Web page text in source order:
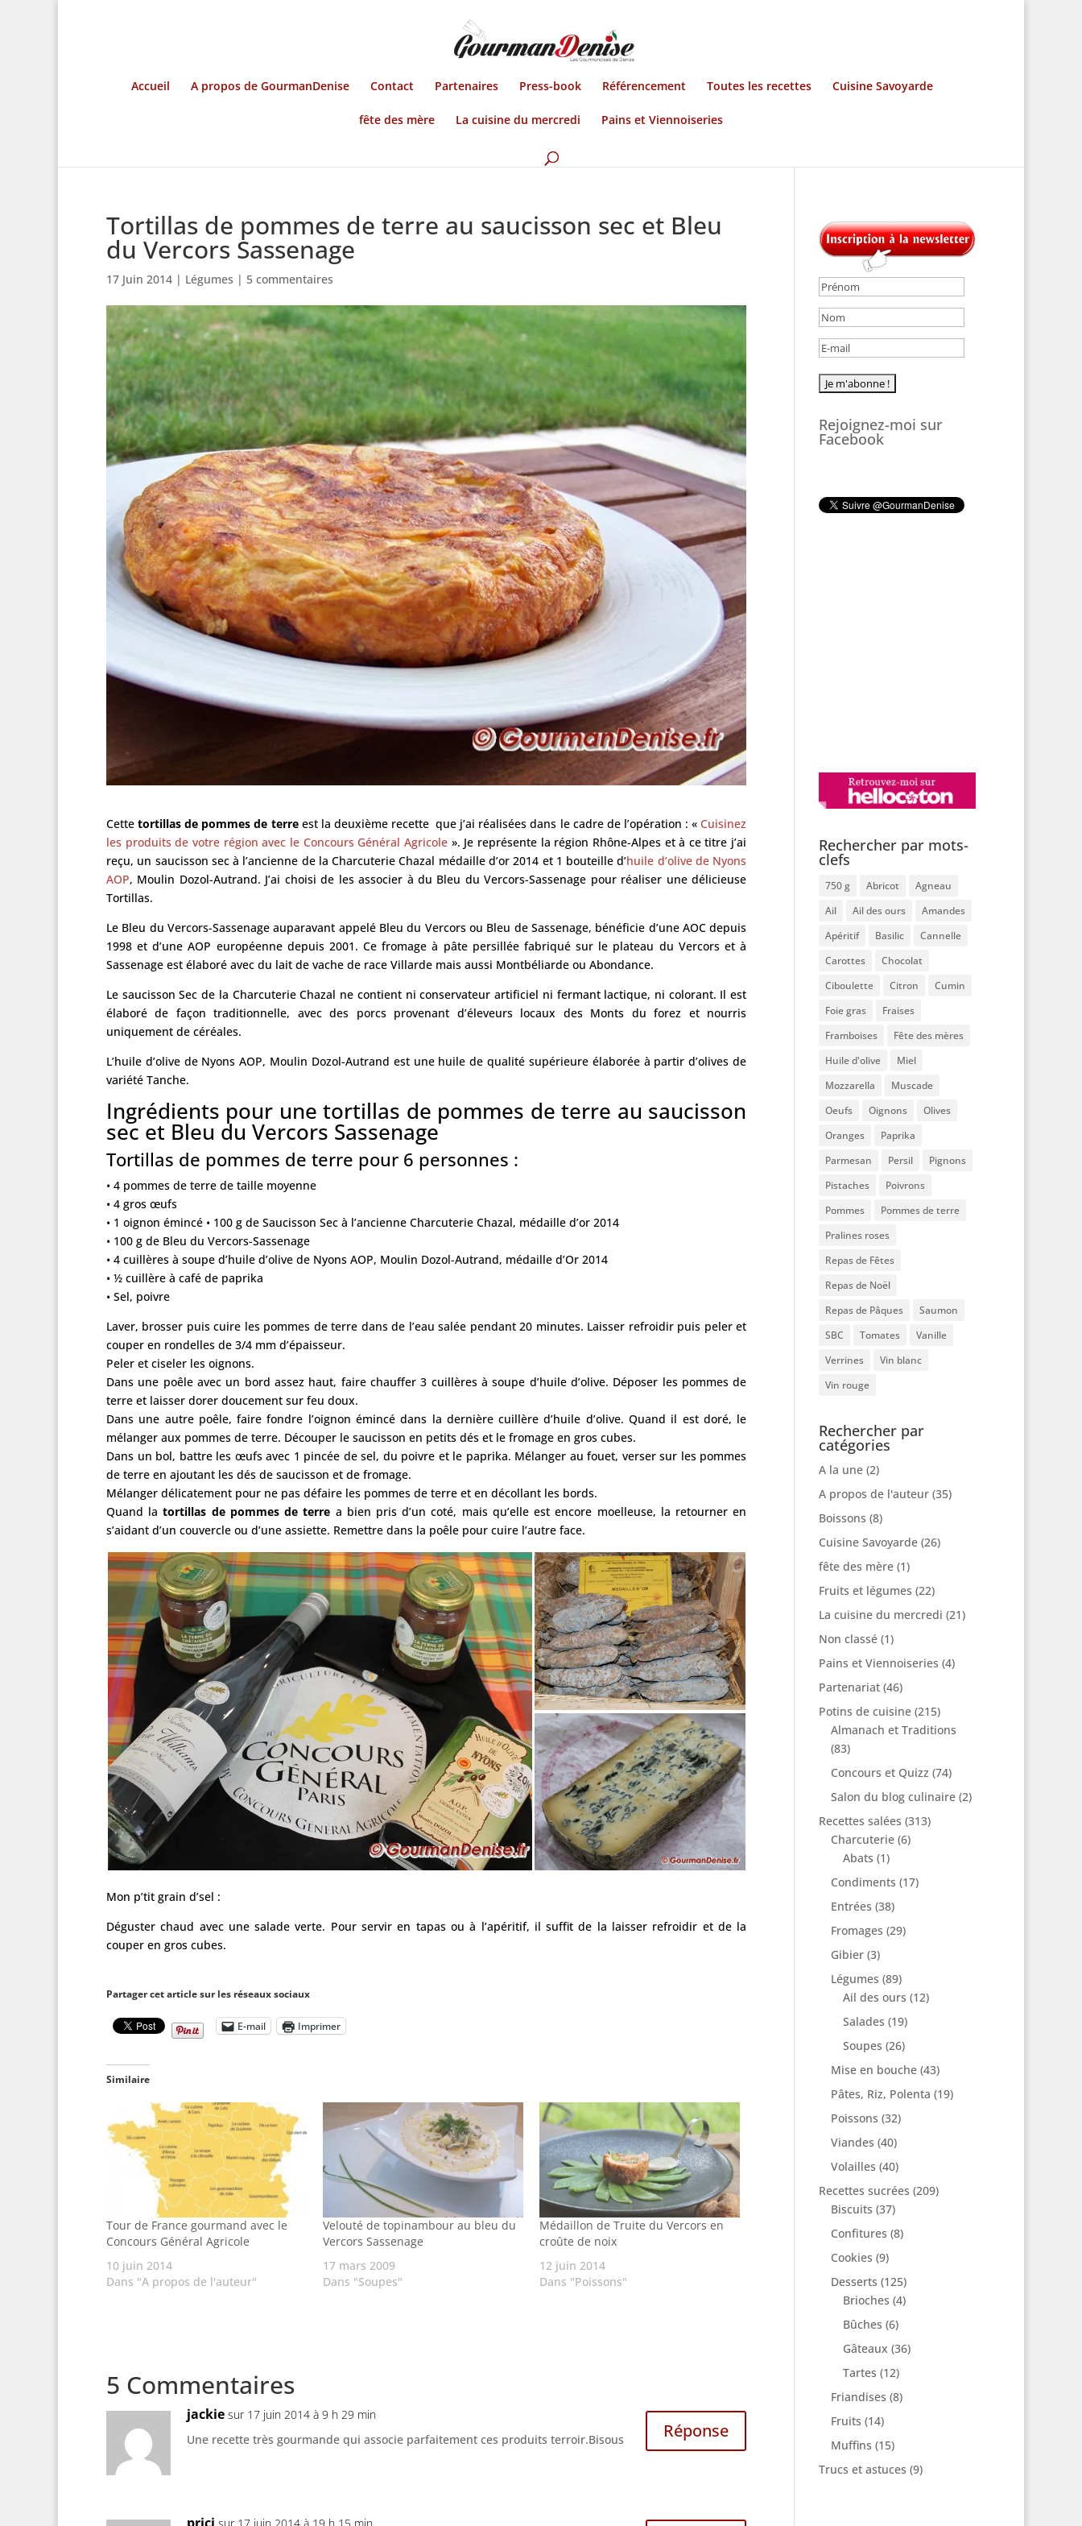
Accueil A propos de GourmanDenise Contact Partenaires Press-book Référencement Toutes les recettes Cuisine Savoyarde
fête des mère La cuisine du mercredi Pains et Viennoiseries
Tortillas de pommes de terre au saucisson sec et Bleu
du Vercors Sassenage
17 Juin 2014 | Légumes | 5 commentaires
Cettetortillas de pommes de terreest la deuxième recette que j’ai réalisées dans le cadre de l’opération : «Cuisinez
les produits de votre région avec le Concours Général Agricole». Je représente la région Rhône-Alpes et à ce titre j’ai
reçu, un saucisson sec à l’ancienne de la Charcuterie Chazal médaille d’or 2014 et 1 bouteille d’huile d’olive de Nyons
AOP, Moulin Dozol-Autrand. J’ai choisi de les associer à du Bleu du Vercors-Sassenage pour réaliser une délicieuse
Tortillas.
Le Bleu du Vercors-Sassenage auparavant appelé Bleu du Vercors ou Bleu de Sassenage, bénéficie d’une AOC depuis
1998 et d’une AOP européenne depuis 2001. Ce fromage à pâte persillée fabriqué sur le plateau du Vercors et à
Sassenage est élaboré avec du lait de vache de race Villarde mais aussi Montbéliarde ou Abondance.
Le saucisson Sec de la Charcuterie Chazal ne contient ni conservateur artificiel ni fermant lactique, ni colorant. Il est
élaboré de façon traditionnelle, avec des porcs provenant d’éleveurs locaux des Monts du forez et nourris
uniquement de céréales.
L’huile d’olive de Nyons AOP, Moulin Dozol-Autrand est une huile de qualité supérieure élaborée à partir d’olives de
variété Tanche.
Ingrédients pour une tortillas de pommes de terre au saucisson
sec et Bleu du Vercors Sassenage
Tortillas de pommes de terre pour 6 personnes :
• 4 pommes de terre de taille moyenne
• 4 gros œufs
• 1 oignon émincé • 100 g de Saucisson Sec à l’ancienne Charcuterie Chazal, médaille d’or 2014
• 100 g de Bleu du Vercors-Sassenage
• 4 cuillères à soupe d’huile d’olive de Nyons AOP, Moulin Dozol-Autrand, médaille d’Or 2014
• ½ cuillère à café de paprika
• Sel, poivre
Laver, brosser puis cuire les pommes de terre dans de l’eau salée pendant 20 minutes. Laisser refroidir puis peler et
couper en rondelles de 3/4 mm d’épaisseur.
Peler et ciseler les oignons.
Dans une poêle avec un bord assez haut, faire chauffer 3 cuillères à soupe d’huile d’olive. Déposer les pommes de
terre et laisser dorer doucement sur feu doux.
Dans une autre poêle, faire fondre l’oignon émincé dans la dernière cuillère d’huile d’olive. Quand il est doré, le
mélanger aux pommes de terre. Découper le saucisson en petits dés et le fromage en gros cubes.
Dans un bol, battre les œufs avec 1 pincée de sel, du poivre et le paprika. Mélanger au fouet, verser sur les pommes
de terre en ajoutant les dés de saucisson et de fromage.
Mélanger délicatement pour ne pas défaire les pommes de terre et en décollant les bords.
Quand latortillas de pommes de terre a bien pris d’un coté, mais qu’elle est encore moelleuse, la retourner en
s’aidant d’un couvercle ou d’une assiette. Remettre dans la poêle pour cuire l’autre face.
Mon p’tit grain d’sel :
Déguster chaud avec une salade verte. Pour servir en tapas ou à l’apéritif, il suffit de la laisser refroidir et de la
couper en gros cubes.
Partager cet article sur les réseaux sociaux
E-mail Imprimer
Similaire
Tour de France gourmand avec le
Concours Général Agricole
10 juin 2014
Dans "A propos de l'auteur"
Velouté de topinambour au bleu du
Vercors Sassenage
17 mars 2009
Dans "Soupes"
Médaillon de Truite du Vercors en
croûte de noix
12 juin 2014
Dans "Poissons"
5 Commentaires
jackie sur 17 juin 2014 à 9 h 29 min
Une recette très gourmande qui associe parfaitement ces produits terroir.Bisous
Réponse
sur 17 juin 2014 à 19 h 15 min
Rejoignez-moi sur
Facebook
Rechercher par mots-
clefs
750 g Abricot
Agneau
Ail
Ail des ours
Amandes
Apéritif
Basilic
Cannelle
Carottes
Chocolat
Ciboulette
Citron
Cumin
Foie gras
Fraises
Framboises
Fête des mères
Huile d'olive
Miel
Mozzarella
Muscade
Oeufs
Oignons
Olives
Oranges
Paprika
Parmesan
Persil
Pignons
Pistaches
Poivrons
Pommes
Pommes de terre
Pralines roses
Repas de Fêtes
Repas de Noël
Repas de Pâques
Saumon
SBC
Tomates
Vanille
Verrines
Vin blanc
Vin rouge
Rechercher par
catégories
A la une(2)
A propos de l'auteur(35)
Boissons (8)
Cuisine Savoyarde(26)
fête des mère(1)
Fruits et légumes (22)
La cuisine du mercredi (21)
Non classé(1)
Pains et Viennoiseries (4)
Partenariat(46)
Potins de cuisine(215)
Almanach et Traditions
(83)
Concours et Quizz (74)
Salon du blog culinaire(2)
Recettes salées (313)
Charcuterie(6)
Abats (1)
Condiments (17)
Entrées (38)
Fromages (29)
Gibier(3)
Légumes (89)
Ail des ours (12)
Salades (19)
Soupes (26)
Mise en bouche(43)
Pâtes, Riz, Polenta (19)
Poissons (32)
Viandes (40)
Volailles (40)
Recettes sucrées (209)
Biscuits (37)
Confitures (8)
Cookies (9)
Desserts (125)
Brioches (4)
Bûches (6)
Gâteaux (36)
Tartes (12)
Friandises (8)
Fruits (14)
Muffins (15)
Trucs et astuces (9)